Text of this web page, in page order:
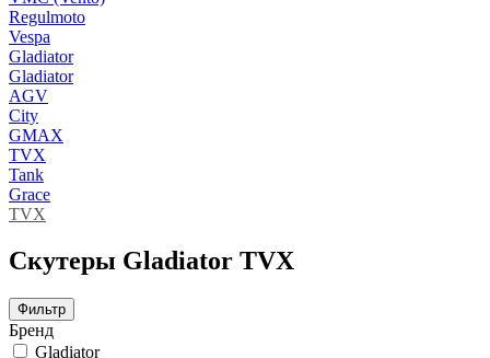
Regulmoto
Vespa
Gladiator
Gladiator
AGV
City
GMAX
TVX
Tank
Grace
TVX
Скутеры Gladiator TVX
Фильтр
Бренд
Gladiator